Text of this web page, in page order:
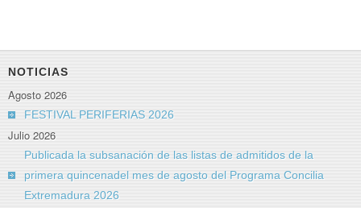
NOTICIAS
Agosto 2026
FESTIVAL PERIFERIAS 2026
Julio 2026
Publicada la subsanación de las listas de admitidos de la
primera quincenadel mes de agosto del Programa Concilia
Extremadura 2026